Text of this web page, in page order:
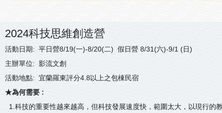
2024科技思維創造營
活動日期: 平日營8/19(一)-8/20(二) 假日營 8/31(六)-9/1 (日)
主辦單位: 影流文創
活動地點: 宜蘭羅東評分4.8以上之包棟民宿
★為何需要 :
1.科技的重要性越來越高，但科技發展速度快，範圍太大，以現行的